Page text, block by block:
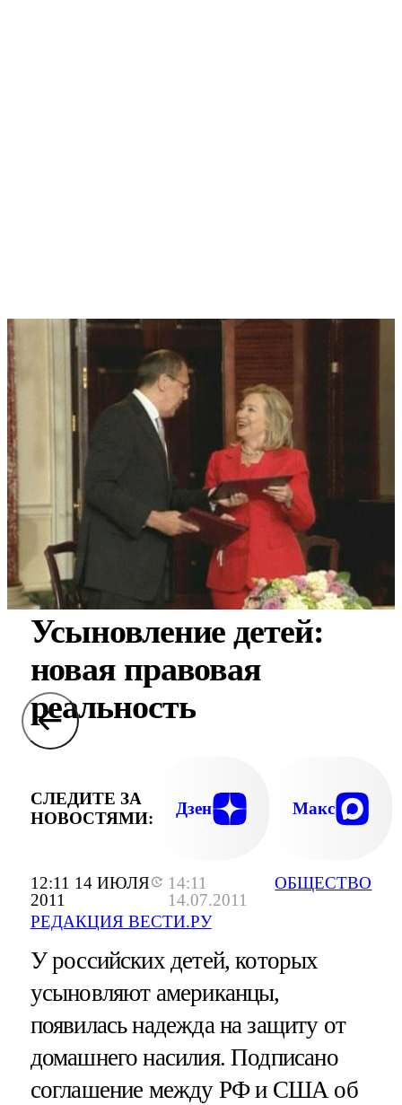
12:11 14 ИЮЛЯ
2011
14:11
14.07.2011
РЕДАКЦИЯ ВЕСТИ.РУ
ОБЩЕСТВО
Усыновление детей:
новая правовая
реальность
СЛЕДИТЕ ЗА
НОВОСТЯМИ:
Дзен Макс
У российских детей, которых
усыновляют американцы,
появилась надежда на защиту от
домашнего насилия. Подписано
соглашение между РФ и США об